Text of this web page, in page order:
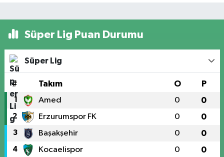
Süper Lig Puan Durumu
Süper Lig
# Takım O P
1 Amed 0 0
2 Erzurumspor FK 0 0
3 Başakşehir 0 0
4 Kocaelispor 0 0